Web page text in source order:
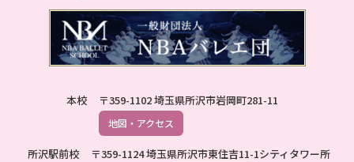
本校 〒359-1102 埼玉県所沢市岩岡町281-11
地図・アクセス
所沢駅前校
〒359-1124 埼玉県所沢市東住吉11-1シティタワー所